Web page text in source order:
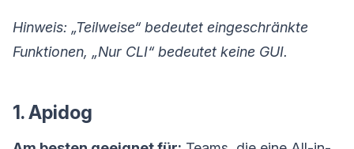
Hinweis: „Teilweise“ bedeutet eingeschränkte
Funktionen, „Nur CLI“ bedeutet keine GUI.
1. Apidog